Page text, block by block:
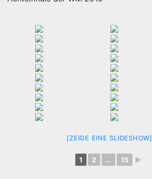
[ZEIGE EINE SLIDESHOW]
1 2 ... 15 ►